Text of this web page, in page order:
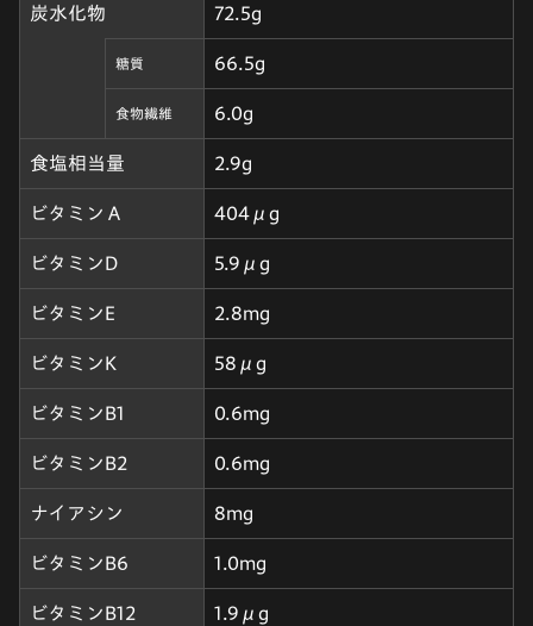
炭水化物 72.5g
糖質 66.5g
食物繊維 6.0g
食塩相当量 2.9g
ビタミンＡ 404μg
ビタミンD 5.9μg
ビタミンE 2.8mg
ビタミンK 58μg
ビタミンB1 0.6mg
ビタミンB2 0.6mg
ナイアシン 8mg
ビタミンB6 1.0mg
ビタミンB12 1.9μg